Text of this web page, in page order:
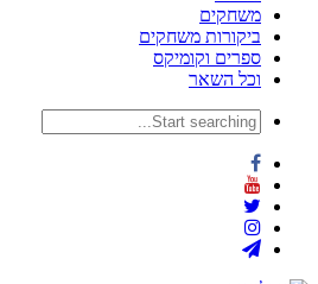
משחקים
ביקורות משחקים
ספרים וקומיקס
וכל השאר